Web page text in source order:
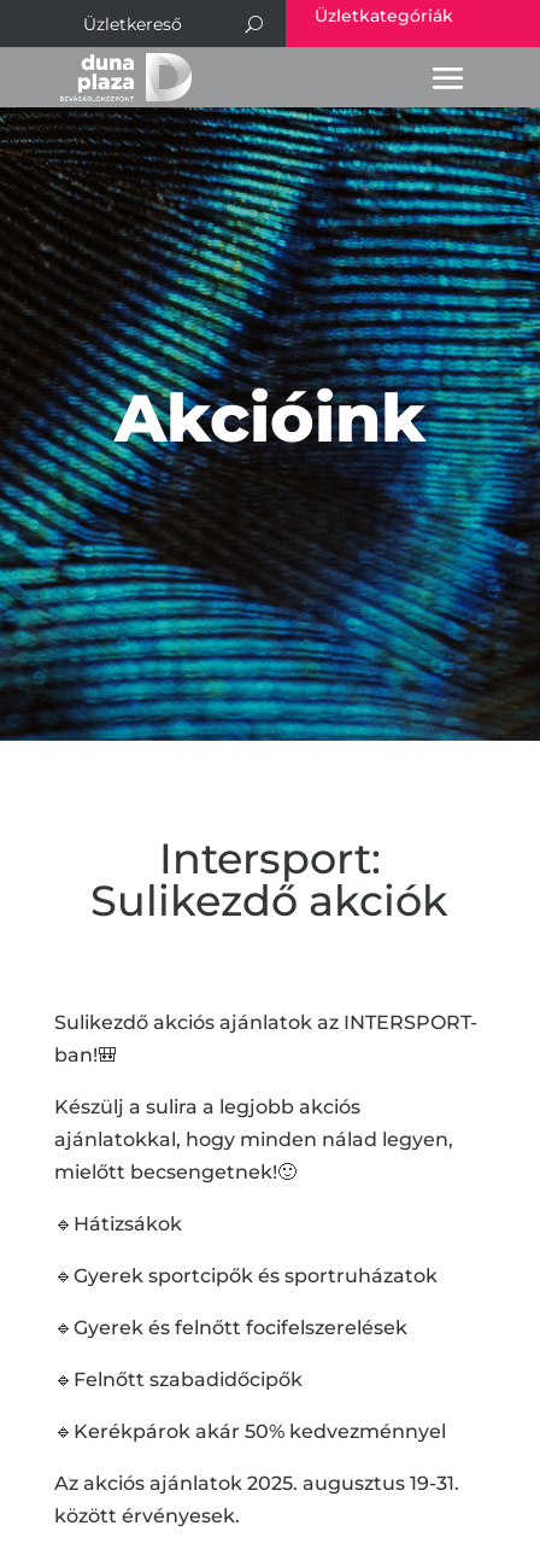
Üzletkategóriák
Akcióink
Intersport:
Sulikezdő akciók
Sulikezdő akciós ajánlatok az INTERSPORT-
ban!🎒
Készülj a sulira a legjobb akciós
ajánlatokkal, hogy minden nálad legyen,
mielőtt becsengetnek!🙂
🔹Hátizsákok
🔹Gyerek sportcipők és sportruházatok
🔹Gyerek és felnőtt focifelszerelések
🔹Felnőtt szabadidőcipők
🔹Kerékpárok akár 50% kedvezménnyel
Az akciós ajánlatok 2025. augusztus 19-31.
között érvényesek.